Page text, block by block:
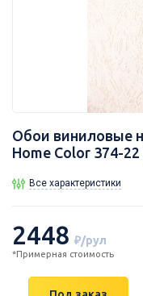
Обои виниловые
Home Color 374-
Все характеристики
2448 ₽/рул
*Примерная стоимость